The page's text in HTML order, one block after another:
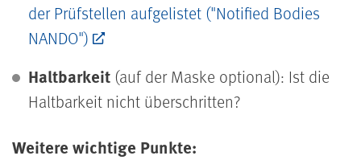
der Prüfstellen aufgelistet ("Notified Bodies
NANDO")
Haltbarkeit (auf der Maske optional): Ist die
Haltbarkeit nicht überschritten?
Weitere wichtige Punkte: